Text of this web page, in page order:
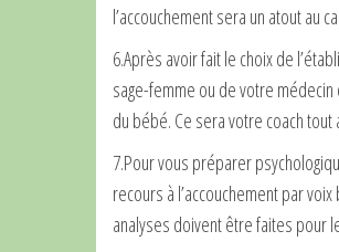
l’accouchement sera un atout au
6.Après avoir fait le choix de
sage-femme ou de votre
du bébé. Ce sera votre coach
7.Pour vous préparer
recours à l’accouchement par
analyses doivent être faites pour